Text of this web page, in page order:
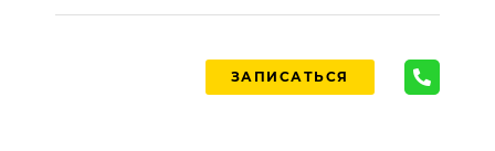
ЗАПИСАТЬСЯ